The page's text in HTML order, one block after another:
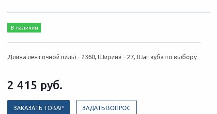
В наличии
Длина ленточной пилы - 2360, Ширина - 27, Шаг зуба по выбору
2 415 руб.
ЗАКАЗАТЬ ТОВАР ЗАДАТЬ ВОПРОС